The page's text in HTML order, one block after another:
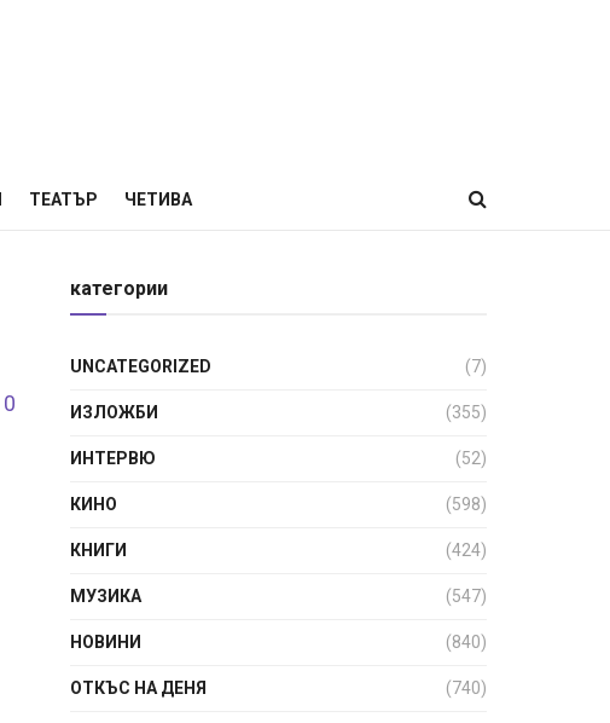
ТЕАТЪР ЧЕТИВА
0
категории
UNCATEGORIZED (7)
ИЗЛОЖБИ (355)
ИНТЕРВЮ (52)
КИНО (598)
КНИГИ (424)
МУЗИКА (547)
НОВИНИ (840)
ОТКЪС НА ДЕНЯ (740)